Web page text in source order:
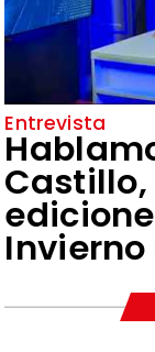
Entrevista
Castillo,